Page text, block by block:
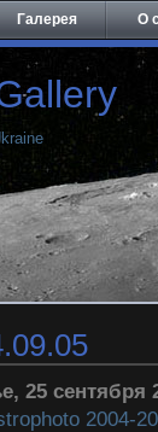
Галерея О
25 сентября
2004-